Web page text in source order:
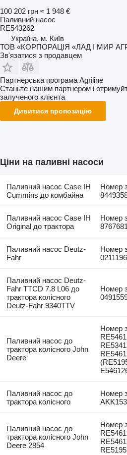
100 202 грн ≈ 1 948 €
Паливний насос
RE543262
Україна, м. Київ
ТОВ «КОРПОРАЦІЯ «ЛАД І МИР
Зв'язатися з продавцем
Партнерська програма Agriline
Станьте нашим партнером і
залученого клієнта
Дивитися пропозицію
Ціни на паливні насоси
Паливний насос Case IH
Cummins до комбайна
Номер
Паливний насос Case IH
Original до трактора
Номер
Паливний насос Deutz-
Fahr
Номер
Паливний насос Deutz-
Fahr TTCD 7.8 L06 до
трактора колісного
Deutz-Fahr 9340TTV
Номер
Паливний насос до
трактора колісного John
Deere
Номер
Паливний насос до
трактора колісного
Номер
Паливний насос до
трактора колісного John
Deere 2854
Номер